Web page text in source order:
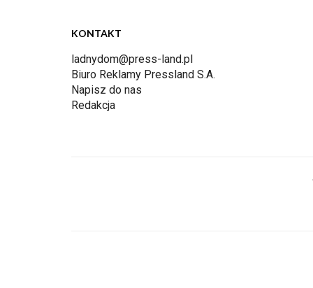
KONTAKT
ladnydom@press-land.pl
Biuro Reklamy Pressland S.A.
Napisz do nas
Redakcja